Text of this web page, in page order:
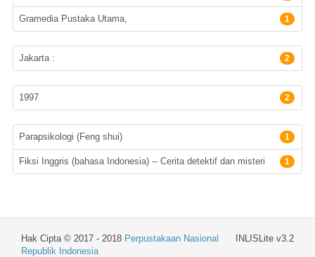
Gramedia Pustaka Utama, 1
Lokasi Terbit
Jakarta : 2
Tahun terbit
1997 2
Subyek
Parapsikologi (Feng shui) 1
Fiksi Inggris (bahasa Indonesia) -- Cerita detektif dan misteri 1
INLISLite v3.2
Hak Cipta © 2017 - 2018 Perpustakaan Nasional
Republik Indonesia